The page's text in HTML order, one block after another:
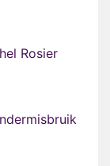
Rosier